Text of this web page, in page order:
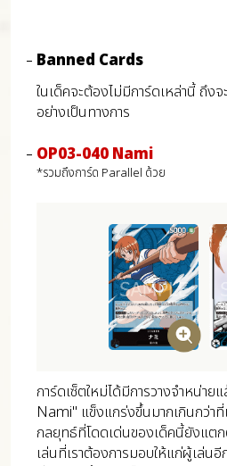
Banned Cards
ในเด็คจะต้องไม่มีการ์ดเหล่านี้ ถึง
อย่างเป็นทางการ
OP03-040 Nami
*รวมถึงการ์ด Parallel ด้วย
การ์ดเซ็ตใหม่ได้มีการวางจำหน่า
Nami" แข็งแกร่งขึ้นมากเกินกว่าที่
กลยุทธ์ที่โดดเด่นของเด็คนี้ยังแต
เล่นที่เราต้องการมอบให้แก่ผู้เล่น